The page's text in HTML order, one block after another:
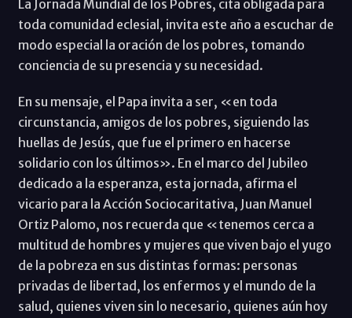
La Jornada Mundial de los Pobres, cita obligada para
toda comunidad eclesial, invita este año a escuchar de
modo especial la oración de los pobres, tomando
conciencia de su presencia y su necesidad.
En su mensaje, el Papa invita a ser, «en toda
circunstancia, amigos de los pobres, siguiendo las
huellas de Jesús, que fue el primero en hacerse
solidario con los últimos». En el marco del Jubileo
dedicado a la esperanza, esta jornada, afirma el
vicario para la Acción Sociocaritativa, Juan Manuel
Ortiz Palomo, nos recuerda que «tenemos cerca a
multitud de hombres y mujeres que viven bajo el yugo
de la pobreza en sus distintas formas: personas
privadas de libertad, los enfermos y el mundo de la
salud, quienes viven sin lo necesario, quienes aún hoy